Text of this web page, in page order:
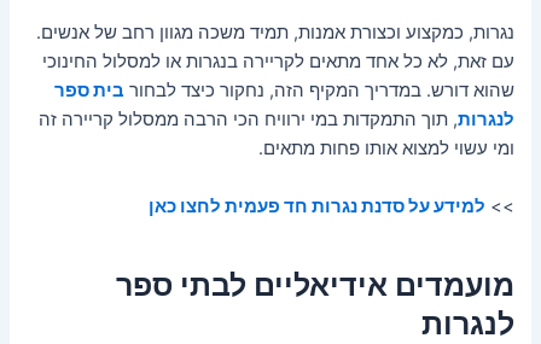
נגרות, כמקצוע וכצורת אמנות, תמיד משכה מגוון רחב של אנשים.
עם זאת, לא כל אחד מתאים לקריירה בנגרות או למסלול החינוכי
שהוא דורש. במדריך המקיף הזה, נחקור כיצד לבחור בית ספר
לנגרות, תוך התמקדות במי ירוויח הכי הרבה ממסלול קריירה זה
ומי עשוי למצוא אותו פחות מתאים.
>> למידע על סדנת נגרות חד פעמית לחצו כאן
מועמדים אידיאליים לבתי ספר
לנגרות